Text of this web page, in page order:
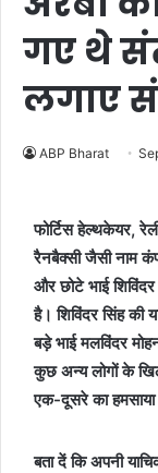
गए थे
लगाए
ABP Bharat
फोर्टिस हेल्थकेयर,
रैनबैक्सी जैसी नाम
और छोटे भाई शिविंदर
है। शिविंदर सिंह की
बड़े भाई मलविंदर
कुछ अन्य लोगों के
एक-दूसरे का
बता दें कि अपनी